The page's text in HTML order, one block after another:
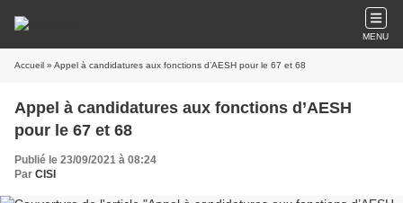
MENU
Accueil » Appel à candidatures aux fonctions d’AESH pour le 67 et 68
Appel à candidatures aux fonctions d’AESH
pour le 67 et 68
Publié le 23/09/2021 à 08:24
Par CISI